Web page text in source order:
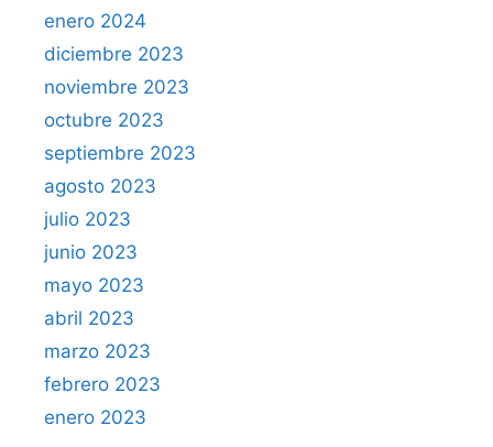
enero 2024
diciembre 2023
noviembre 2023
octubre 2023
septiembre 2023
agosto 2023
julio 2023
junio 2023
mayo 2023
abril 2023
marzo 2023
febrero 2023
enero 2023